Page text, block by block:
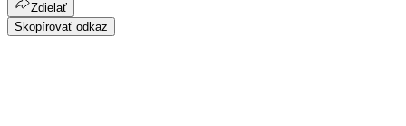
Zdielať
Skopírovať odkaz